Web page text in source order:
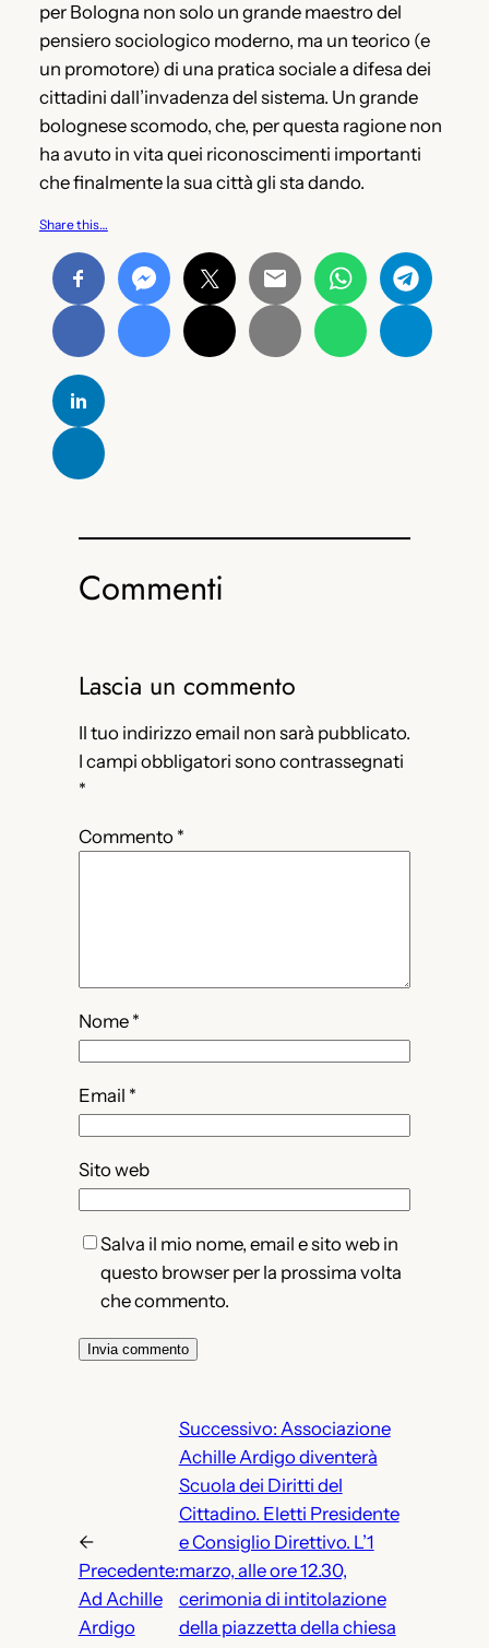
per Bologna non solo un grande maestro del
pensiero sociologico moderno, ma un teorico (e
un promotore) di una pratica sociale a difesa dei
cittadini dall’invadenza del sistema. Un grande
bolognese scomodo, che, per questa ragione non
ha avuto in vita quei riconoscimenti importanti
che finalmente la sua città gli sta dando.
Share this…
Commenti
Lascia un commento
Il tuo indirizzo email non sarà pubblicato.
I campi obbligatori sono contrassegnati
*
Commento *
Nome *
Email *
Sito web
Salva il mio nome, email e sito web in
questo browser per la prossima volta
che commento.
←
Precedente:
Ad Achille
Ardigo
Successivo: Associazione
Achille Ardigo diventerà
Scuola dei Diritti del
Cittadino. Eletti Presidente
e Consiglio Direttivo. L’1
marzo, alle ore 12.30,
cerimonia di intitolazione
della piazzetta della chiesa